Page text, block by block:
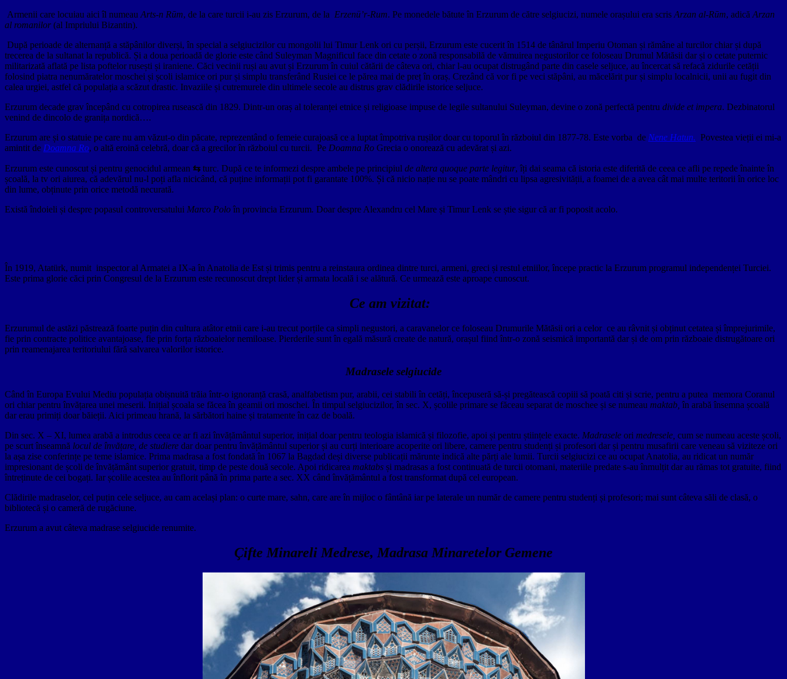
Armenii care locuiau aici îl numeau Arts-n Rūm, de la care turcii i-au zis Erzurum, de la Erzenü’r-Rum. Pe monedele bătute în Erzurum de către selgiucizi, numele orașului era scris Arzan al-Rūm, adică Arzan
al romanilor(al Impriului Bizantin).
După perioade de alternanță a stăpânilor diverși, în special a selgiucizilor cu mongolii lui Timur Lenk ori cu perșii, Erzurum este cucerit în 1514 de tânărul Imperiu Otoman și rămâne al turcilor chiar și după
trecerea de la sultanat la republică. Și a doua perioadă de glorie este când Suleyman Magnificul face din cetate o zonă responsabilă de vămuirea negustorilor ce foloseau Drumul Mătăsii dar și o cetate puternic
militarizată aflată pe lista poftelor rusești și iraniene. Căci vecinii ruși au avut și Erzurum în cuiul cătării de câteva ori, chiar l-au ocupat distrugând parte din casele seljuce, au încercat să refacă zidurile cetății
folosind piatra nenumăratelor moschei și școli islamice ori pur și simplu transferând Rusiei ce le părea mai de preț în oraș. Crezând că vor fi pe veci stăpâni, au măcelărit pur și simplu localnicii, unii au fugit din
calea urgiei, astfel că populația a scăzut drastic. Invaziile și cutremurele din ultimele secole au distrus grav clădirile istorice seljuce.
Erzurum decade grav începând cu cotropirea rusească din 1829. Dintr-un oraș al toleranței etnice și religioase impuse de legile sultanului Suleyman, devine o zonă perfectă pentru divide et impera. Dezbinatorul
venind de dincolo de granița nordică….
Erzurum are și o statuie pe care nu am văzut-o din păcate, reprezentând o femeie curajoasă ce a luptat împotriva rușilor doar cu toporul în războiul din 1877-78. Este vorba de Nene Hatun. Povestea vieții ei mi-a
amintit de Doamna Ro, o altă eroină celebră, doar că a grecilor în războiul cu turcii. Pe Doamna Ro Grecia o onorează cu adevărat și azi.
Erzurum este cunoscut și pentru genocidul armean ⇆turc. După ce te informezi despre ambele pe principiul de altera quoque parte legitur, îți dai seama că istoria este diferită de ceea ce afli pe repede înainte în
școală, la tv ori aiurea, că adevărul nu-l poți afla nicicând, că puține informații pot fi garantate 100%. Și că nicio nație nu se poate mândri cu lipsa agresivității, a foamei de a avea cât mai multe teritorii în orice loc
din lume, obținute prin orice metodă necurată.
Există îndoieli și despre popasul controversatului Marco Poloîn provincia Erzurum. Doar despre Alexandru cel Mare și Timur Lenk se știe sigur că ar fi poposit acolo.
În 1919, Atatürk, numit inspector al Armatei a IX-a în Anatolia de Est și trimis pentru a reinstaura ordinea dintre turci, armeni, greci și restul etniilor, începe practic la Erzurum programul independenței Turciei.
Este prima glorie căci prin Congresul de la Erzurum este recunoscut drept lider și armata locală i se alătură. Ce urmează este aproape cunoscut.
Ce am vizitat:
Erzurumul de astăzi păstrează foarte puțin din cultura atâtor etnii care i-au trecut porțile ca simpli negustori, a caravanelor ce foloseau Drumurile Mătăsii ori a celor ce au râvnit și obținut cetatea și împrejurimile,
fie prin contracte politice avantajoase, fie prin forța războaielor nemiloase. Pierderile sunt în egală măsură create de natură, orașul fiind într-o zonă seismică importantă dar și de om prin războaie distrugătoare ori
prin reamenajarea teritoriului fără salvarea valorilor istorice.
Madrasele selgiucide
Când în Europa Evului Mediu populația obișnuită trăia într-o ignoranță crasă, analfabetism pur, arabii, cei stabili în cetăți, începuseră să-și pregătească copiii să poată citi și scrie, pentru a putea memora Coranul
ori chiar pentru învățarea unei meserii. Inițial școala se făcea în geamii ori moschei. În timpul selgiucizilor, în sec. X, școlile primare se făceau separat de moschee și se numeau maktab, în arabă însemna școală
dar erau primiți doar băieții. Aici primeau hrană, la sărbători haine și tratamente în caz de boală.
Din sec. X – XI, lumea arabă a introdus ceea ce ar fi azi învățământul superior, inițial doar pentru teologia islamică și filozofie, apoi și pentru științele exacte. Madrasele ori medresele, cum se numeau aceste școli,
pe scurt înseamnă locul de învățare, de studiere dar doar pentru învățământul superior și au curți interioare acoperite ori libere, camere pentru studenți și profesori dar și pentru musafirii care veneau să viziteze ori
la așa zise conferințe pe teme islamice. Prima madrasa a fost fondată în 1067 la Bagdad deși diverse publicații mărunte indică alte părți ale lumii. Turcii selgiucizi ce au ocupat Anatolia, au ridicat un număr
impresionant de școli de învățământ superior gratuit, timp de peste două secole. Apoi ridicarea maktabs și madrasas a fost continuată de turcii otomani, materiile predate s-au înmulțit dar au rămas tot gratuite, fiind
întreținute de cei bogați. Iar școlile acestea au înflorit până în prima parte a sec. XX când învățământul a fost transformat după cel european.
Clădirile madraselor, cel puțin cele seljuce, au cam același plan: o curte mare, sahn, care are în mijloc o fântână iar pe laterale un număr de camere pentru studenți și profesori; mai sunt câteva săli de clasă, o
bibliotecă și o cameră de rugăciune.
Erzurum a avut câteva madrase selgiucide renumite.
Çifte Minareli Medrese, Madrasa Minaretelor Gemene